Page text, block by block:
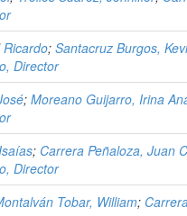
Ricardo; Santacruz Burgos,
Director
; Moreano Guijarro, Irina
; Carrera Peñaloza, Juan
Director
Tobar, William;